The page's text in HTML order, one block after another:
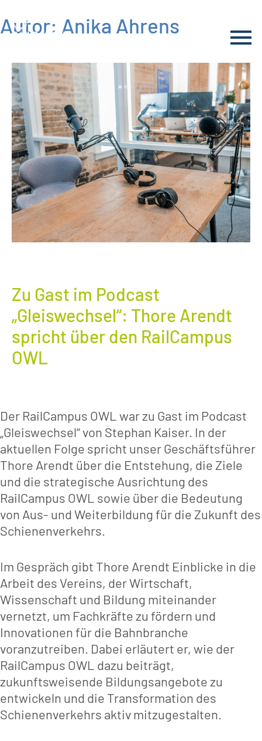
Skip
to
Autor: Anika Ahrens
Zu Gast im Podcast
„Gleiswechsel“: Thore Arendt
spricht über den RailCampus
OWL
Der RailCampus OWL war zu Gast im Podcast
„Gleiswechsel“ von Stephan Kaiser. In der
aktuellen Folge spricht unser Geschäftsführer
Thore Arendt über die Entstehung, die Ziele
und die strategische Ausrichtung des
RailCampus OWL sowie über die Bedeutung
von Aus- und Weiterbildung für die Zukunft des
Schienenverkehrs.
Im Gespräch gibt Thore Arendt Einblicke in die
Arbeit des Vereins, der Wirtschaft,
Wissenschaft und Bildung miteinander
vernetzt, um Fachkräfte zu fördern und
Innovationen für die Bahnbranche
voranzutreiben. Dabei erläutert er, wie der
RailCampus OWL dazu beiträgt,
zukunftsweisende Bildungsangebote zu
entwickeln und die Transformation des
Schienenverkehrs aktiv mitzugestalten.